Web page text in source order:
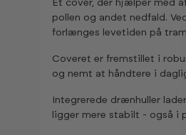
Et cover, der hjælper med
pollen og andet nedfald.
forlænges levetiden på
Coveret er fremstillet i
og nemt at håndtere i
Integrerede drænhuller
ligger mere stabilt - også i